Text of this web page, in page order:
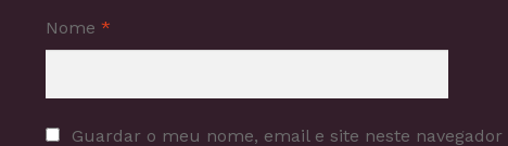
Nome *
Guardar o meu nome, email e site neste